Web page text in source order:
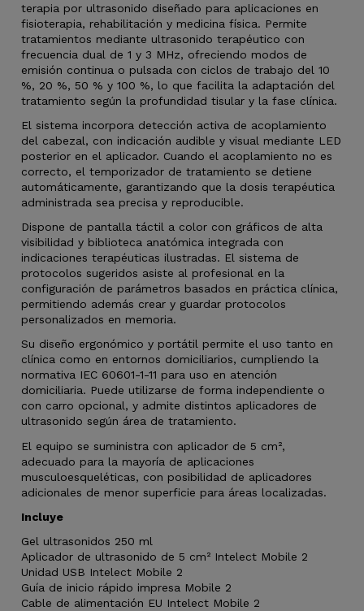
terapia por ultrasonido diseñado para aplicaciones en
fisioterapia, rehabilitación y medicina física. Permite
tratamientos mediante ultrasonido terapéutico con
frecuencia dual de 1 y 3 MHz, ofreciendo modos de
emisión continua o pulsada con ciclos de trabajo del 10
%, 20 %, 50 % y 100 %, lo que facilita la adaptación del
tratamiento según la profundidad tisular y la fase clínica.
El sistema incorpora detección activa de acoplamiento
del cabezal, con indicación audible y visual mediante LED
posterior en el aplicador. Cuando el acoplamiento no es
correcto, el temporizador de tratamiento se detiene
automáticamente, garantizando que la dosis terapéutica
administrada sea precisa y reproducible.
Dispone de pantalla táctil a color con gráficos de alta
visibilidad y biblioteca anatómica integrada con
indicaciones terapéuticas ilustradas. El sistema de
protocolos sugeridos asiste al profesional en la
configuración de parámetros basados en práctica clínica,
permitiendo además crear y guardar protocolos
personalizados en memoria.
Su diseño ergonómico y portátil permite el uso tanto en
clínica como en entornos domiciliarios, cumpliendo la
normativa IEC 60601-1-11 para uso en atención
domiciliaria. Puede utilizarse de forma independiente o
con carro opcional, y admite distintos aplicadores de
ultrasonido según área de tratamiento.
El equipo se suministra con aplicador de 5 cm²,
adecuado para la mayoría de aplicaciones
musculoesqueléticas, con posibilidad de aplicadores
adicionales de menor superficie para áreas localizadas.
Incluye
Gel ultrasonidos 250 ml
Aplicador de ultrasonido de 5 cm² Intelect Mobile 2
Unidad USB Intelect Mobile 2
Guía de inicio rápido impresa Mobile 2
Cable de alimentación EU Intelect Mobile 2